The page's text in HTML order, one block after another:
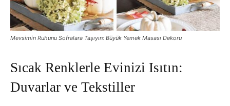
Mevsimin Ruhunu Sofralara Taşıyın: Büyük Yemek Masası Dekoru
Sıcak Renklerle Evinizi Isıtın:
Duvarlar ve Tekstiller